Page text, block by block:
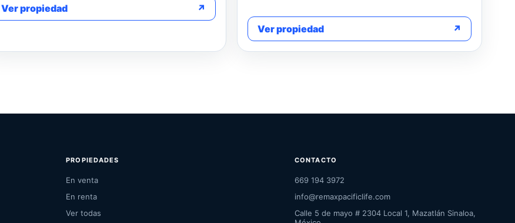
Ver propiedad ↗
Ver propiedad ↗
PROPIEDADES
En venta
En renta
Ver todas
CONTACTO
669 194 3972
info@remaxpacificlife.com
Calle 5 de mayo # 2304 Local 1, Mazatlán Sinaloa,